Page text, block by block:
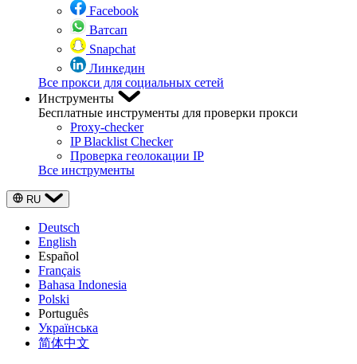
Facebook
Ватсап
Snapchat
Линкедин
Все прокси для социальных сетей
Инструменты
Бесплатные инструменты для проверки прокси
Proxy-checker
IP Blacklist Checker
Проверка геолокации IP
Все инструменты
RU
Deutsch
English
Español
Français
Bahasa Indonesia
Polski
Português
Українська
简体中文